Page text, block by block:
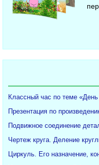
Классный час по теме
Презентация по
Подвижное соединение
Чертеж круга. Деление
Циркуль. Его назначение,